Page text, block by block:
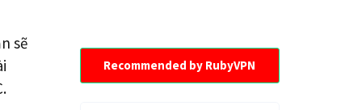
sẽ
Recommended by RubyVPN